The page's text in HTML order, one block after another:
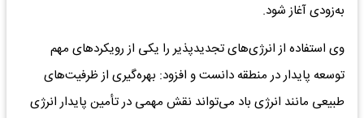
به‌زودی آغاز شود.
وی استفاده از انرژی‌های تجدیدپذیر را یکی از رویکردهای مهم
توسعه پایدار در منطقه دانست و افزود: بهره‌گیری از ظرفیت‌های
طبیعی مانند انرژی باد می‌تواند نقش مهمی در تأمین پایدار انرژی